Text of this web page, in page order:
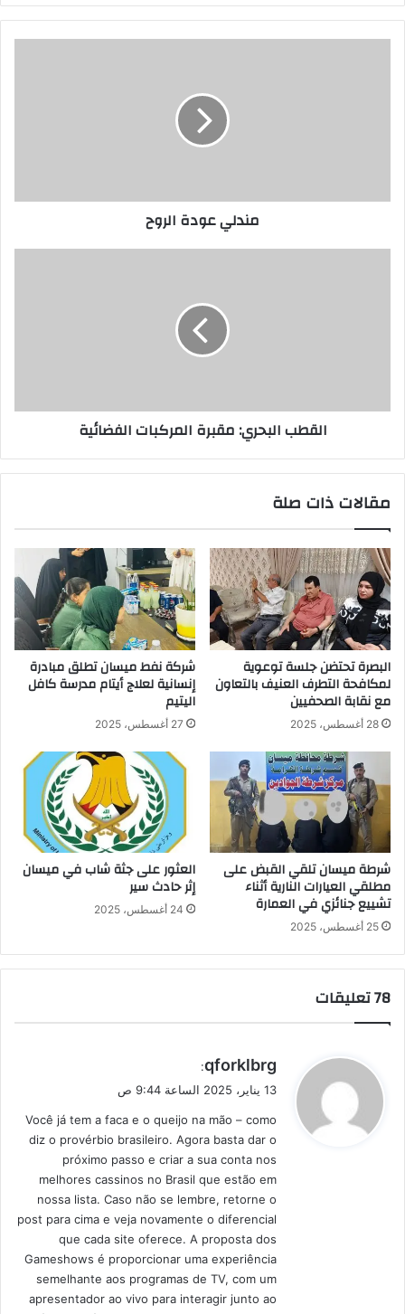
مندلي عودة الروح
القطب البحري: مقبرة المركبات الفضائية
مقالات ذات صلة
البصرة تحتضن جلسة توعوية
لمكافحة التطرف العنيف بالتعاون
مع نقابة الصحفيين
28 أغسطس، 2025
شركة نفط ميسان تطلق مبادرة
إنسانية لعلاج أيتام مدرسة كافل
اليتيم
27 أغسطس، 2025
شرطة ميسان تلقي القبض على
مطلقي العيارات النارية أثناء
تشييع جنائزي في العمارة
25 أغسطس، 2025
العثور على جثة شاب في ميسان
إثر حادث سير
24 أغسطس، 2025
‫78 تعليقات
ي
ق
ل
qforklbrg
:
13 يناير، 2025 الساعة 9:44 ص
Você já tem a faca e o queijo na mão – como
diz o provérbio brasileiro. Agora basta dar o
próximo passo e criar a sua conta nos
melhores cassinos no Brasil que estão em
nossa lista. Caso não se lembre, retorne o
post para cima e veja novamente o diferencial
que cada site oferece. A proposta dos
Gameshows é proporcionar uma experiência
semelhante aos programas de TV, com um
apresentador ao vivo para interagir junto ao